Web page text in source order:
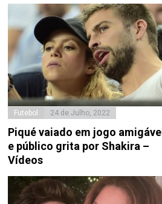
Futebol 24 de Julho, 2022
Piqué vaiado em jogo amigável
e público grita por Shakira –
Vídeos